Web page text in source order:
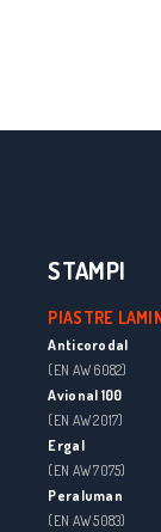
STAMPI
PIASTRE
Anticorodal
(EN AW 6082)
Avional 100
(EN AW 2017)
Ergal
(EN AW 7075)
Peraluman
(EN AW 5083)